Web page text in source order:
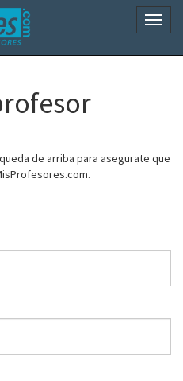
de arriba para asegurate que